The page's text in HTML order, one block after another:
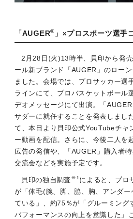
「AUGER® 」×プロスポーツ選手
2月28日(火)13時半、貝印から発
ール新ブランド「AUGER」のロー
ました。会場では、プロサッカー選
ラインにて、プロバスケットボール
デオメッセージにて出演。「
サダーに就任することを発表しまし
て、本日より貝印公式YouTubeチャ
ー動画を配信。さらに、今後二人を
広告の発信や、「AUGER」購入者
交流会などを実施予定です。
貝印の独自調査 ※1によると、プロ
が「体毛(腕、脚、脇、胸、アンダー
ている」、約75％が「グルーミング
パフォーマンスの向上を意識した」